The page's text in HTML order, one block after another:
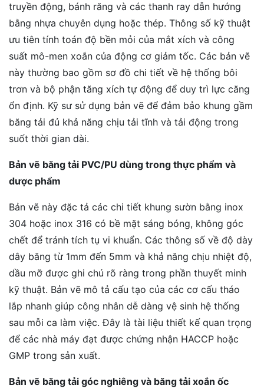
truyền động, bánh răng và các thanh ray dẫn hướng
bằng nhựa chuyên dụng hoặc thép. Thông số kỹ thuật
ưu tiên tính toán độ bền mỏi của mắt xích và công
suất mô-men xoắn của động cơ giảm tốc. Các bản vẽ
này thường bao gồm sơ đồ chi tiết về hệ thống bôi
trơn và bộ phận tăng xích tự động để duy trì lực căng
ổn định. Kỹ sư sử dụng bản vẽ để đảm bảo khung gầm
băng tải đủ khả năng chịu tải tĩnh và tải động trong
suốt thời gian dài.
Bản vẽ băng tải PVC/PU dùng trong thực phẩm và
dược phẩm
Bản vẽ này đặc tả các chi tiết khung sườn bằng inox
304 hoặc inox 316 có bề mặt sáng bóng, không góc
chết để tránh tích tụ vi khuẩn. Các thông số về độ dày
dây băng từ 1mm đến 5mm và khả năng chịu nhiệt độ,
dầu mỡ được ghi chú rõ ràng trong phần thuyết minh
kỹ thuật. Bản vẽ mô tả cấu tạo của các cơ cấu tháo
lắp nhanh giúp công nhân dễ dàng vệ sinh hệ thống
sau mỗi ca làm việc. Đây là tài liệu thiết kế quan trọng
để các nhà máy đạt được chứng nhận HACCP hoặc
GMP trong sản xuất.
Bản vẽ băng tải góc nghiêng và băng tải xoắn ốc